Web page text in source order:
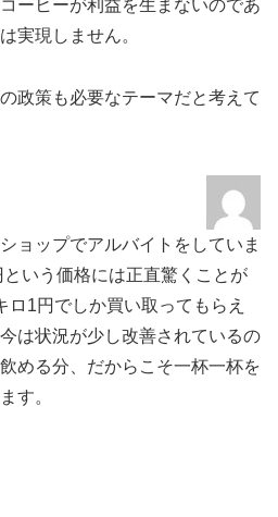
ーヒーが利益を生まないのであ
実現しません。
政策も必要なテーマだと考えて
ョップでアルバイトをしていま
いう価格には正直驚くことが
ロ1円でしか買い取ってもらえ
は状況が少し改善されているの
める分、だからこそ一杯一杯を
す。